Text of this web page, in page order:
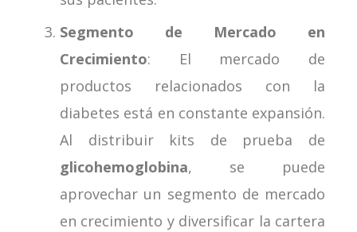
Segmento de Mercado en
Crecimiento: El mercado de
productos relacionados con la
diabetes está en constante expansión.
Al distribuir kits de prueba de
glicohemoglobina, se puede
aprovechar un segmento de mercado
en crecimiento y diversificar la cartera